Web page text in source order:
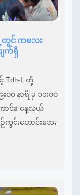
ြို့တွင် ကလေး
ျက်ရှိ
Tdh-L တို့
၀၀ နာရီ မှ ၁၁း၀၀
င်း၊ နေ့လယ်
ကွင်းဟောင်းဘေး